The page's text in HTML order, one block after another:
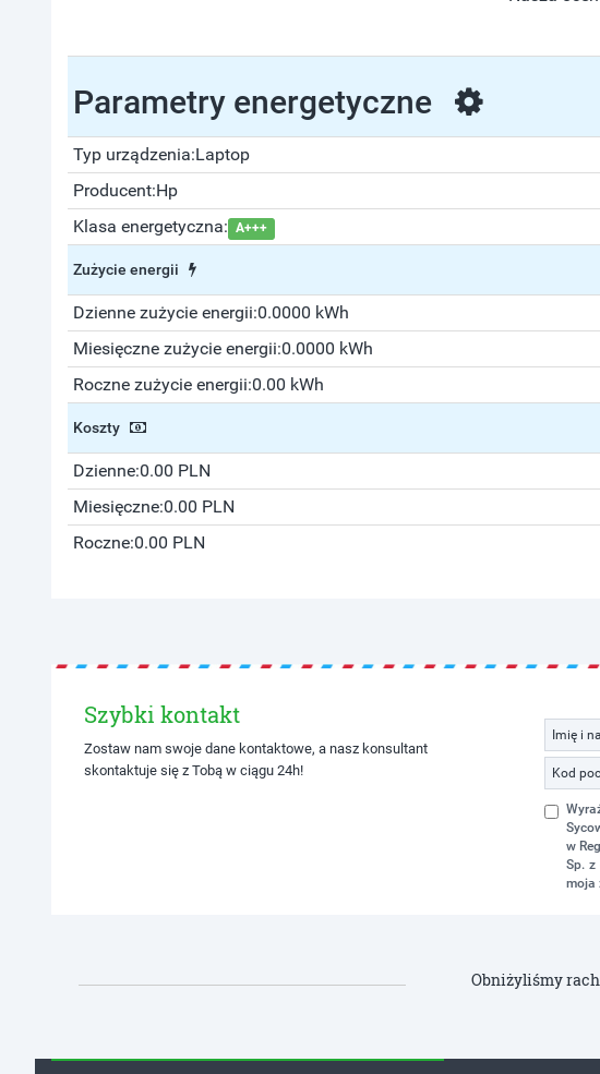
Parametry energetyczne
Typ urządzenia:Laptop
Producent:Hp
Klasa energetyczna: A+++
Zużycie energii
Dzienne zużycie energii:0.0000 kWh
Miesięczne zużycie energii:0.0000 kWh
Roczne zużycie energii:0.00 kWh
Koszty
Dzienne:0.00 PLN
Miesięczne:0.00 PLN
Roczne:0.00 PLN
Szybki kontakt
Zostaw nam swoje dane kontaktowe, a nasz konsultant
skontaktuje się z Tobą w ciągu 24h!
w
Sp. z
moja
Obniżyliśmy